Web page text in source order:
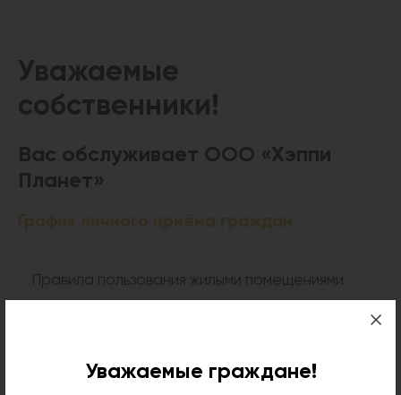
Уважаемые
собственники!
Вас обслуживает ООО «Хэппи
Планет»
Правила пользования жилыми помещениями
Как получить лицевой счет помещения
Уважаемые граждане!